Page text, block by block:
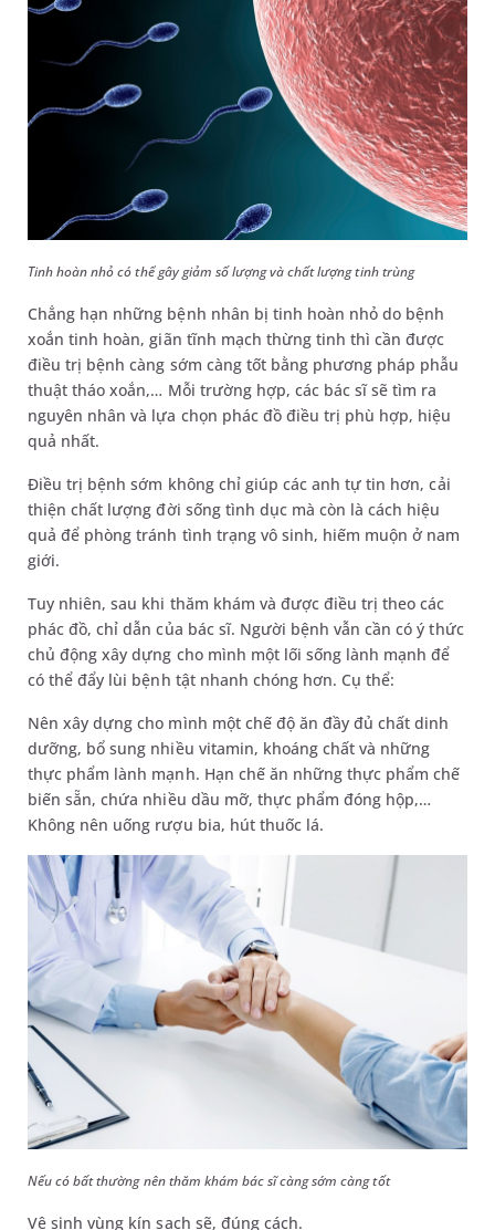
Tinh hoàn nhỏ có thể gây giảm số lượng và chất lượng tinh trùng
Chẳng hạn những bệnh nhân bị tinh hoàn nhỏ do bệnh
xoắn tinh hoàn, giãn tĩnh mạch thừng tinh thì cần được
điều trị bệnh càng sớm càng tốt bằng phương pháp phẫu
thuật tháo xoắn,… Mỗi trường hợp, các bác sĩ sẽ tìm ra
nguyên nhân và lựa chọn phác đồ điều trị phù hợp, hiệu
quả nhất.
Điều trị bệnh sớm không chỉ giúp các anh tự tin hơn, cải
thiện chất lượng đời sống tình dục mà còn là cách hiệu
quả để phòng tránh tình trạng vô sinh, hiếm muộn ở nam
giới.
Tuy nhiên, sau khi thăm khám và được điều trị theo các
phác đồ, chỉ dẫn của bác sĩ. Người bệnh vẫn cần có ý thức
chủ động xây dựng cho mình một lối sống lành mạnh để
có thể đẩy lùi bệnh tật nhanh chóng hơn. Cụ thể:
Nên xây dựng cho mình một chế độ ăn đầy đủ chất dinh
dưỡng, bổ sung nhiều vitamin, khoáng chất và những
thực phẩm lành mạnh. Hạn chế ăn những thực phẩm chế
biến sẵn, chứa nhiều dầu mỡ, thực phẩm đóng hộp,…
Không nên uống rượu bia, hút thuốc lá.
Nếu có bất thường nên thăm khám bác sĩ càng sớm càng tốt
Vệ sinh vùng kín sạch sẽ, đúng cách.